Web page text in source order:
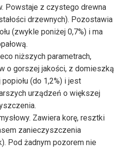
Powstaje z czystego drewna
drzewnych). Pozostawia
(zwykle poniżej 0,7%) i ma
niższych parametrach,
o gorszej jakości, z domieszką
(do 1,2%) i jest
urządzeń o większej
Zawiera korę, resztki
zanieczyszczenia
Pod żadnym pozorem nie